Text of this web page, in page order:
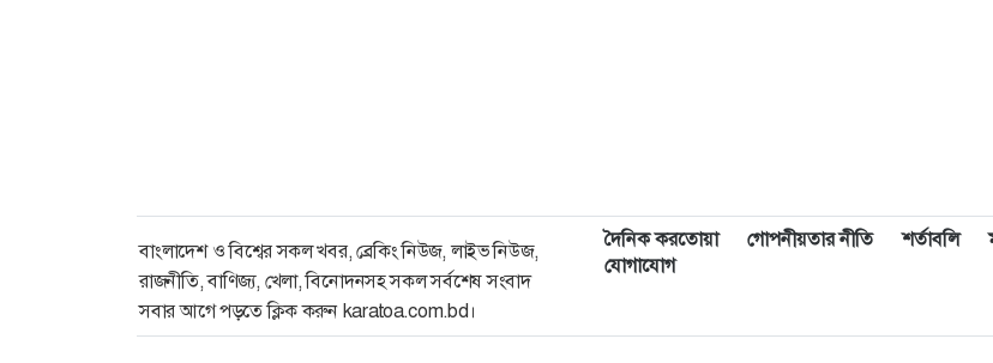
বাংলাদেশ ও বিশ্বের সকল খবর, ব্রেকিং নিউজ, লাইভ নিউজ,
রাজনীতি, বাণিজ্য, খেলা, বিনোদনসহ সকল সর্বশেষ সংবাদ
সবার আগে পড়তে ক্লিক করুন karatoa.com.bd।
দৈনিক করতোয়া গোপনীয়তার নীতি শর্তাবলি
যোগাযোগ